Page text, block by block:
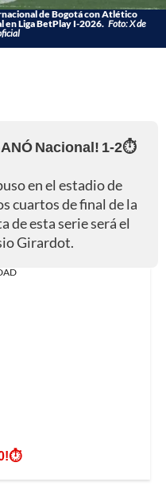
de Bogotá con Atlético
en Liga BetPlay I-2026. Foto: X de
Nacional! 1-2⏱️
en el estadio de
cuartos de final de la
de esta serie será el
Girardot.